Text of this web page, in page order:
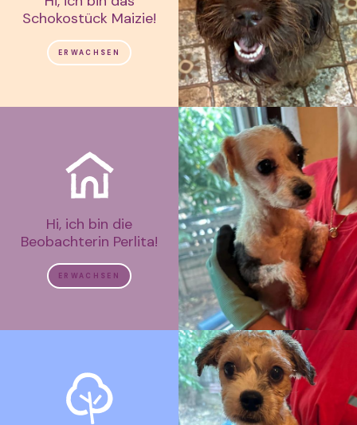
Schokostück Maizie!
ERWACHSEN
Hi, ich bin die
Beobachterin Perlita!
ERWACHSEN